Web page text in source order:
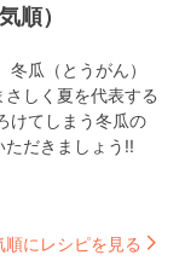
順）
瓜（とうがん）
しく夏を代表する
けてしまう冬瓜の
だきましょう!!
順にレシピを見る